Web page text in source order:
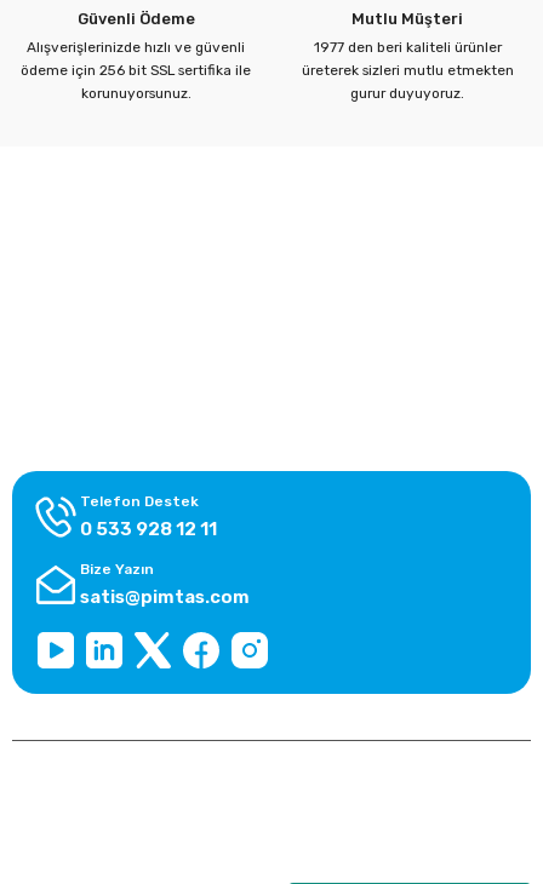
Güvenli Ödeme
Alışverişlerinizde hızlı ve güvenli
ödeme için 256 bit SSL sertifika ile
korunuyorsunuz.
Mutlu Müşteri
1977 den beri kaliteli ürünler
üreterek sizleri mutlu etmekten
gurur duyuyoruz.
Telefon Destek
0 533 928 12 11
Bize Yazın
satis@pimtas.com